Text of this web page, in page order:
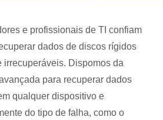
e profissionais de TI confiam
dados de discos rígidos
irrecuperáveis. Dispomos da
para recuperar dados
qualquer dispositivo e
do tipo de falha, como o